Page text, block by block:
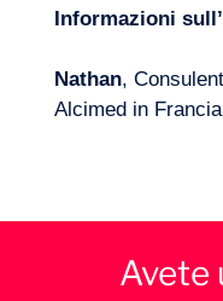
Informazioni
Nathan,
Alcimed in
Avete